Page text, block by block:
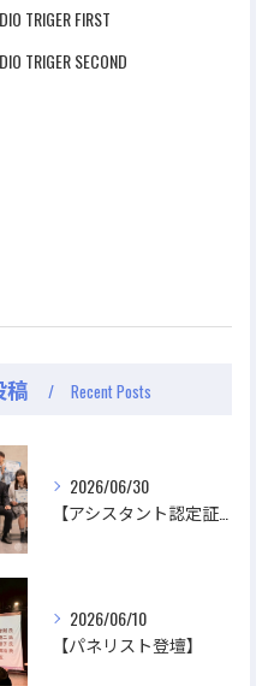
TRIGER FIRST
TRIGER SECOND
稿 Recent Posts
2026/06/30
2026/06/10
【パネリスト登壇】
となり」スタート！ スタ
となり」スタート！ スタ